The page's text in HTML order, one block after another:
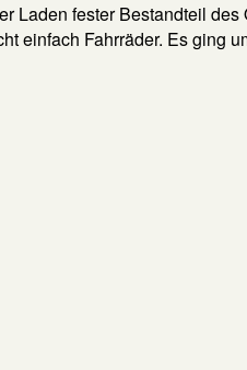
Laden fester Bestandteil
einfach Fahrräder. Es ging